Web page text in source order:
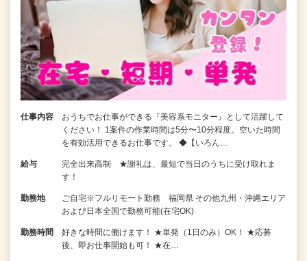
仕事内容
おうちでお仕事ができる『美容系モニター』として活躍して
ください！ 1案件の作業時間は5分〜10分程度。空いた時間
を有効活用できるお仕事です。 ◆【いろん…
給与
完全出来高制 ★謝礼は、最短で当日のうちに受け取れま
す！
勤務地
ご自宅※フルリモート勤務 福岡県 その他九州・沖縄エリア
および日本全国で勤務可能(在宅OK)
勤務時間
好きな時間に働けます！ ★単発（1日のみ）OK！ ★応募
後、即お仕事開始も可！ ★在…